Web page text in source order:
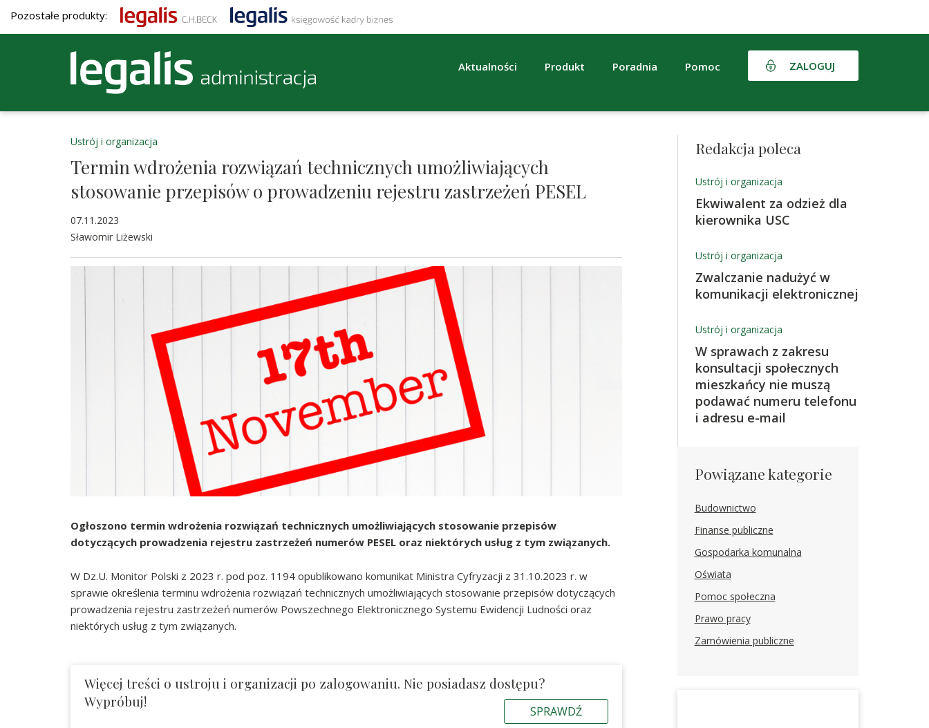
Pozostałe produkty:
Aktualności Produkt Poradnia Pomoc ZALOGUJ
Ustrój i organizacja
Termin wdrożenia rozwiązań technicznych umożliwiających
stosowanie przepisów o prowadzeniu rejestru zastrzeżeń PESEL
07.11.2023
Sławomir Liżewski
Ogłoszono termin wdrożenia rozwiązań technicznych umożliwiających stosowanie przepisów
dotyczących prowadzenia rejestru zastrzeżeń numerów PESEL oraz niektórych usług z tym związanych.
W Dz.U. Monitor Polski z 2023 r. pod poz. 1194 opublikowano komunikat Ministra Cyfryzacji z 31.10.2023 r. w
sprawie określenia terminu wdrożenia rozwiązań technicznych umożliwiających stosowanie przepisów dotyczących
prowadzenia rejestru zastrzeżeń numerów Powszechnego Elektronicznego Systemu Ewidencji Ludności oraz
niektórych usług z tym związanych.
Więcej treści o ustroju i organizacji po zalogowaniu. Nie posiadasz dostępu?
Wypróbuj!
SPRAWDŹ
Redakcja poleca
Ustrój i organizacja
Ekwiwalent za odzież dla
kierownika USC
Ustrój i organizacja
Zwalczanie nadużyć w
komunikacji elektronicznej
Ustrój i organizacja
W sprawach z zakresu
konsultacji społecznych
mieszkańcy nie muszą
podawać numeru telefonu
i adresu e-mail
Powiązane kategorie
Budownictwo
Finanse publiczne
Gospodarka komunalna
Oświata
Pomoc społeczna
Prawo pracy
Zamówienia publiczne